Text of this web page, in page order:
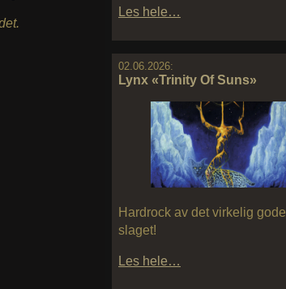
Les hele…
02.06.2026:
Lynx «Trinity Of Suns»
Hardrock av det virkelig gode
slaget!
Les hele…